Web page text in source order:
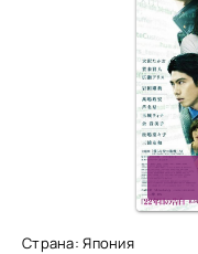
Страна: Япония